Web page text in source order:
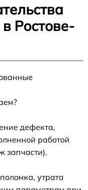
Ростове-
дефекта,
работой
запчасти).
утрата